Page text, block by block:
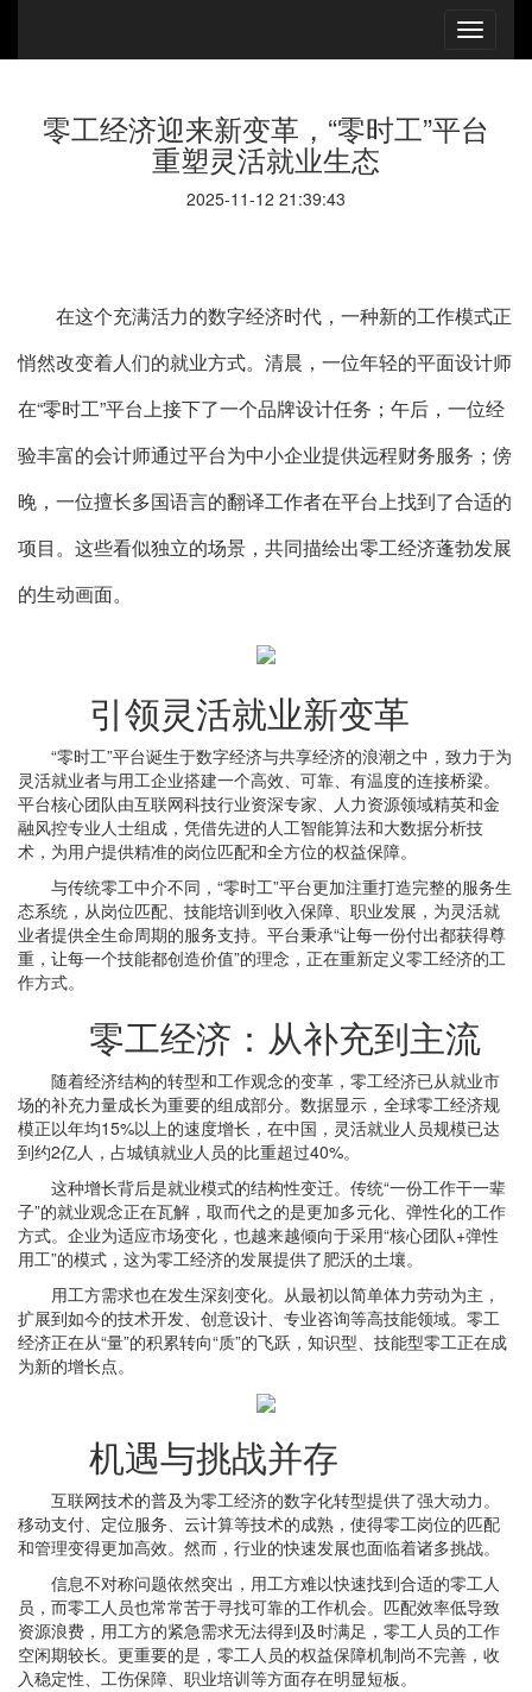
零工经济迎来新变革，“零时工”平台
重塑灵活就业生态
2025-11-12 21:39:43
在这个充满活力的数字经济时代，一种新的工作模式正
悄然改变着人们的就业方式。清晨，一位年轻的平面设计师
在“零时工”平台上接下了一个品牌设计任务；午后，一位经
验丰富的会计师通过平台为中小企业提供远程财务服务；傍
晚，一位擅长多国语言的翻译工作者在平台上找到了合适的
项目。这些看似独立的场景，共同描绘出零工经济蓬勃发展
的生动画面。
引领灵活就业新变革
“零时工”平台诞生于数字经济与共享经济的浪潮之中，致力于为
灵活就业者与用工企业搭建一个高效、可靠、有温度的连接桥梁。
平台核心团队由互联网科技行业资深专家、人力资源领域精英和金
融风控专业人士组成，凭借先进的人工智能算法和大数据分析技
术，为用户提供精准的岗位匹配和全方位的权益保障。
与传统零工中介不同，“零时工”平台更加注重打造完整的服务生
态系统，从岗位匹配、技能培训到收入保障、职业发展，为灵活就
业者提供全生命周期的服务支持。平台秉承“让每一份付出都获得尊
重，让每一个技能都创造价值”的理念，正在重新定义零工经济的工
作方式。
零工经济：从补充到主流
随着经济结构的转型和工作观念的变革，零工经济已从就业市
场的补充力量成长为重要的组成部分。数据显示，全球零工经济规
模正以年均15%以上的速度增长，在中国，灵活就业人员规模已达
到约2亿人，占城镇就业人员的比重超过40%。
这种增长背后是就业模式的结构性变迁。传统“一份工作干一辈
子”的就业观念正在瓦解，取而代之的是更加多元化、弹性化的工作
方式。企业为适应市场变化，也越来越倾向于采用“核心团队+弹性
用工”的模式，这为零工经济的发展提供了肥沃的土壤。
用工方需求也在发生深刻变化。从最初以简单体力劳动为主，
扩展到如今的技术开发、创意设计、专业咨询等高技能领域。零工
经济正在从“量”的积累转向“质”的飞跃，知识型、技能型零工正在成
为新的增长点。
机遇与挑战并存
互联网技术的普及为零工经济的数字化转型提供了强大动力。
移动支付、定位服务、云计算等技术的成熟，使得零工岗位的匹配
和管理变得更加高效。然而，行业的快速发展也面临着诸多挑战。
信息不对称问题依然突出，用工方难以快速找到合适的零工人
员，而零工人员也常常苦于寻找可靠的工作机会。匹配效率低导致
资源浪费，用工方的紧急需求无法得到及时满足，零工人员的工作
空闲期较长。更重要的是，零工人员的权益保障机制尚不完善，收
入稳定性、工伤保障、职业培训等方面存在明显短板。